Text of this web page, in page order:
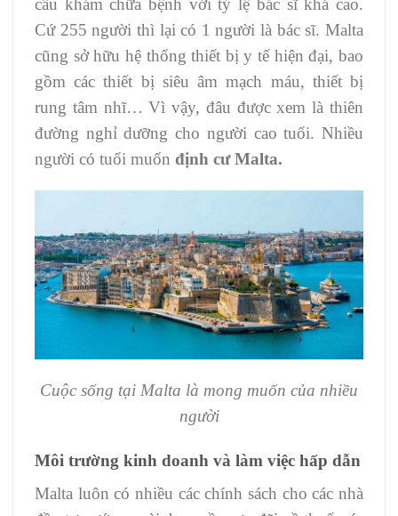
cầu khám chữa bệnh với tỷ lệ bác sĩ khá cao.
Cứ 255 người thì lại có 1 người là bác sĩ. Malta
cũng sở hữu hệ thống thiết bị y tế hiện đại, bao
gồm các thiết bị siêu âm mạch máu, thiết bị
rung tâm nhĩ… Vì vậy, đâu được xem là thiên
đường nghỉ dưỡng cho người cao tuổi. Nhiều
người có tuổi muốn định cư Malta.
Cuộc sống tại Malta là mong muốn của nhiều
người
Môi trường kinh doanh và làm việc hấp dẫn
Malta luôn có nhiều các chính sách cho các nhà